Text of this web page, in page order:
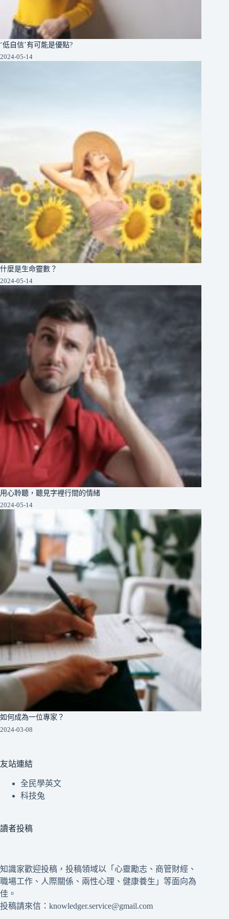
‘低自信’有可能是優點?
2024-05-14
什麼是生命靈數？
2024-05-14
用心聆聽，聽見字裡行間的情緒
2024-05-14
如何成為一位專家？
2024-03-08
友站連結
全民學英文
科技兔
讀者投稿
知識家歡迎投稿，投稿領域以「心靈勵志、商管財經、
職場工作、人際關係、兩性心理、健康養生」等面向為
佳。
投稿請來信：knowledger.service@gmail.com